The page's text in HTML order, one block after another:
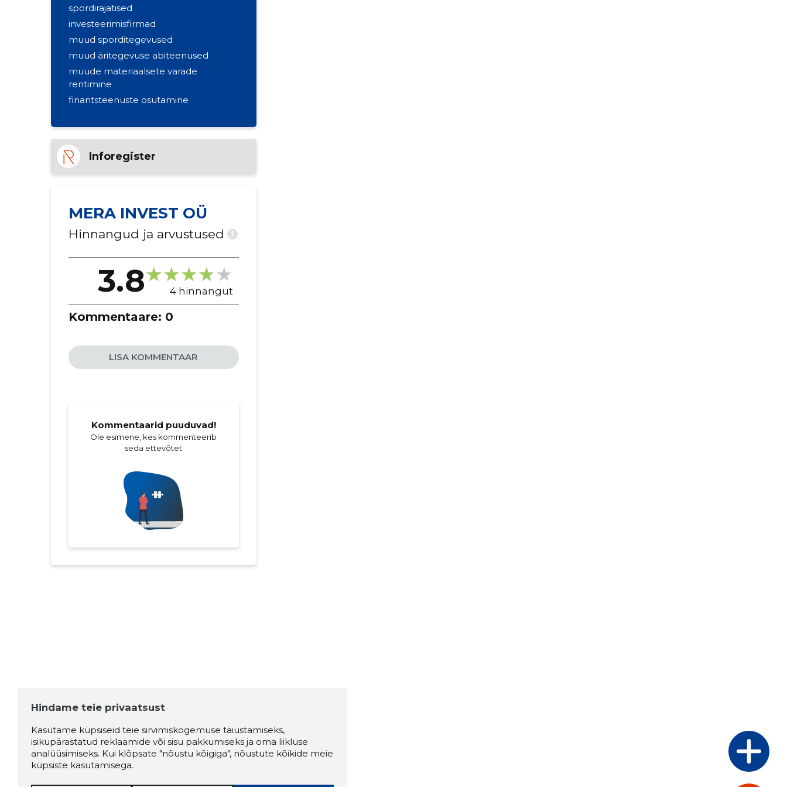
spordirajatised
investeerimisfirmad
muud sporditegevused
muud äritegevuse abiteenused
muude materiaalsete varade
rentimine
finantsteenuste osutamine
Inforegister
MERA INVEST OÜ
Hinnangud ja arvustused ?
3.8 4 hinnangut
Kommentaare: 0
LISA KOMMENTAAR
Kommentaarid puuduvad!
Ole esimene, kes kommenteerib
seda ettevõtet
Hindame teie privaatsust
Kasutame küpsiseid teie sirvimiskogemuse täiustamiseks,
isikupärastatud reklaamide või sisu pakkumiseks ja oma liikluse
analüüsimiseks. Kui klõpsate "nõustu kõigiga", nõustute kõikide meie
küpsiste kasutamisega.